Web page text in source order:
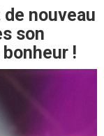
nouveau
son
!